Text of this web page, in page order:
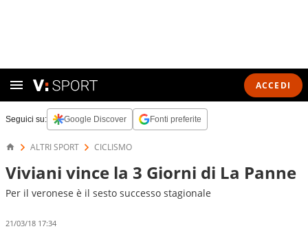
ACCEDI
Seguici su: Google Discover Fonti preferite
ALTRI SPORT CICLISMO
Viviani vince la 3 Giorni di La Panne
Per il veronese è il sesto successo stagionale
21/03/18 17:34